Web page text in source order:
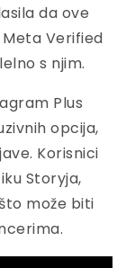
da ove
Verified
s njim.
Plus
opcija,
Korisnici
Storyja,
može biti